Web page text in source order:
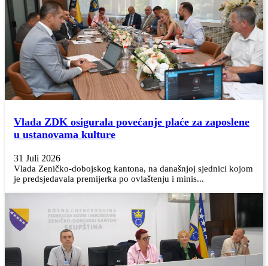
Vlada ZDK osigurala povećanje plaće za zaposlene
u ustanovama kulture
31 Juli 2026
Vlada Zeničko-dobojskog kantona, na današnjoj sjednici kojom
je predsjedavala premijerka po ovlaštenju i minis...